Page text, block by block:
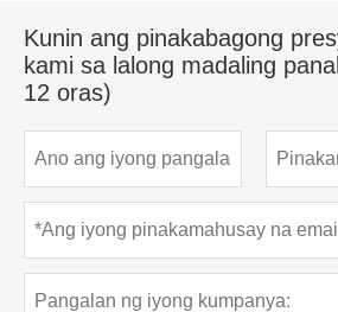
Kunin ang pinakabagong
kami sa lalong madaling
12 oras)